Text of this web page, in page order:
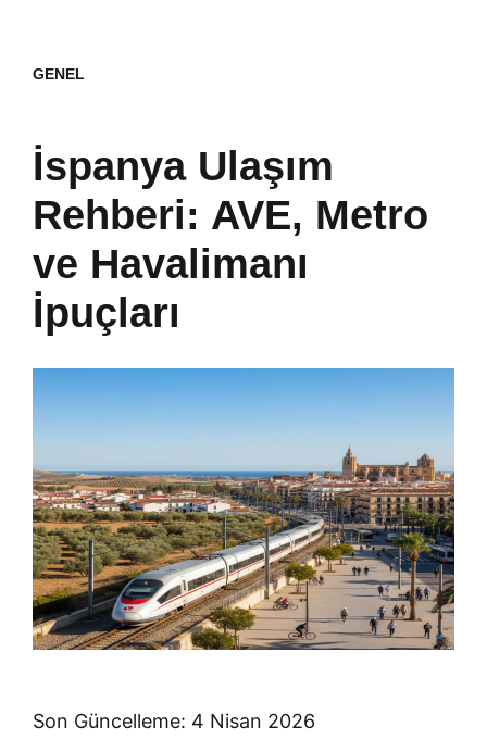
GENEL
İspanya Ulaşım
Rehberi: AVE, Metro
ve Havalimanı
İpuçları
Son Güncelleme: 4 Nisan 2026